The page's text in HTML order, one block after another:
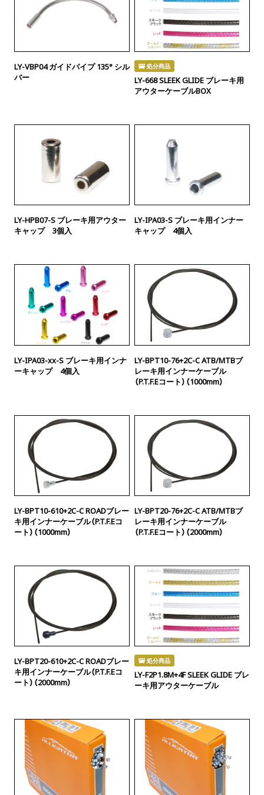
LY-VBP04 ガイドパイプ 135° シル
バー
処分商品
LY-668 SLEEK GLIDE ブレーキ用
アウターケーブルBOX
LY-HPB07-S ブレーキ用アウター
キャップ 3個入
LY-IPA03-S ブレーキ用インナー
キャップ 4個入
LY-IPA03-xx-S ブレーキ用インナ
ーキャップ 4個入
LY-BPT10-76+2C-C ATB/MTBブ
レーキ用インナーケーブル
（P.T.F.Eコート）（1000mm）
LY-BPT10-610+2C-C ROADブレー
キ用インナーケーブル（P.T.F.Eコ
ート）（1000mm）
LY-BPT20-76+2C-C ATB/MTBブ
レーキ用インナーケーブル
（P.T.F.Eコート）（2000mm）
LY-BPT20-610+2C-C ROADブレー
キ用インナーケーブル（P.T.F.Eコ
ート）（2000mm）
処分商品
LY-F2P1.8M+4F SLEEK GLIDE ブレ
ーキ用アウターケーブル